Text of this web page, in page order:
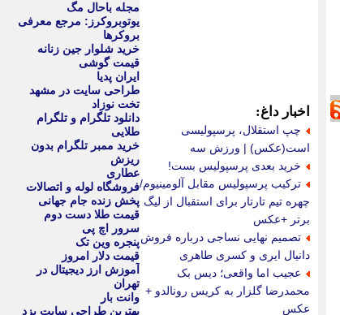
اخبار داغ:
چپ استقلال، پرسپولیسی
است(عکس) | ورزش سه
خرید بعدی پرسپولیس بست!
ترکیب پرسپولیس مقابل آلومینیوم/
چهره تیم تارتار برای استقبال از لیگ
برتر +عکس
تصمیم نهایی نساجی درباره فروش
دانیال ایری و کسری طاهری
عجیب اما واقعی؛ دیس بک
محمدرضا گلزار به کریس رونالدو +
عکس
مجله باحال مگ
یوتوبروکرز: مرجع معرفی
بروکرها
خرید شلوار جین زنانه
قیمت گوشی
ایران پدیا
طراحی سایت در مشهد
تخت نوزاد
دانلود تلگرام و تلگرام
طلایی
خرید ممبر تلگرام بدون
ریزش
عطاری
فروشگاه لوله و اتصالات
پخش زنده جام جهانی
قیمت طلا دست دوم
سرور اچ پی
پنجره وین تک
قیمت دلار امروز
آموزش ارز دیجیتال در
تهران
وانت بار
بهترین طراحی سایت یزد